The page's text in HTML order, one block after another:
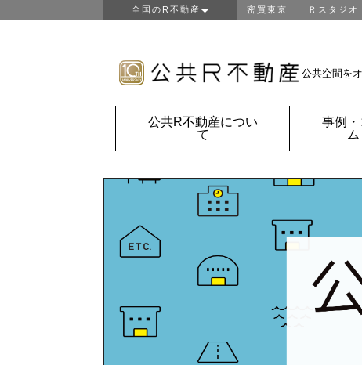
全国のR不動産
房総R不動産
鎌倉Ｒ不動産
京都Ｒ不動産
福岡Ｒ不動産
団地Ｒ不動産
公共Ｒ不動産
密買東京 Ｒスタジオ
公共空間を
公共R不動産につい
て
事例・
ム